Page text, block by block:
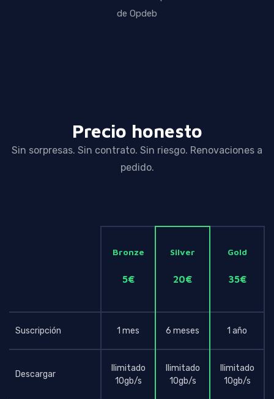
de Opdeb
Precio honesto
Sin sorpresas. Sin contrato. Sin riesgo. Renovaciones a
pedido.
Bronze
5€
Silver
20€
Gold
35€
Suscripción 1 mes 6 meses 1 año
Descargar
Ilimitado
10gb/s
Ilimitado
10gb/s
Ilimitado
10gb/s